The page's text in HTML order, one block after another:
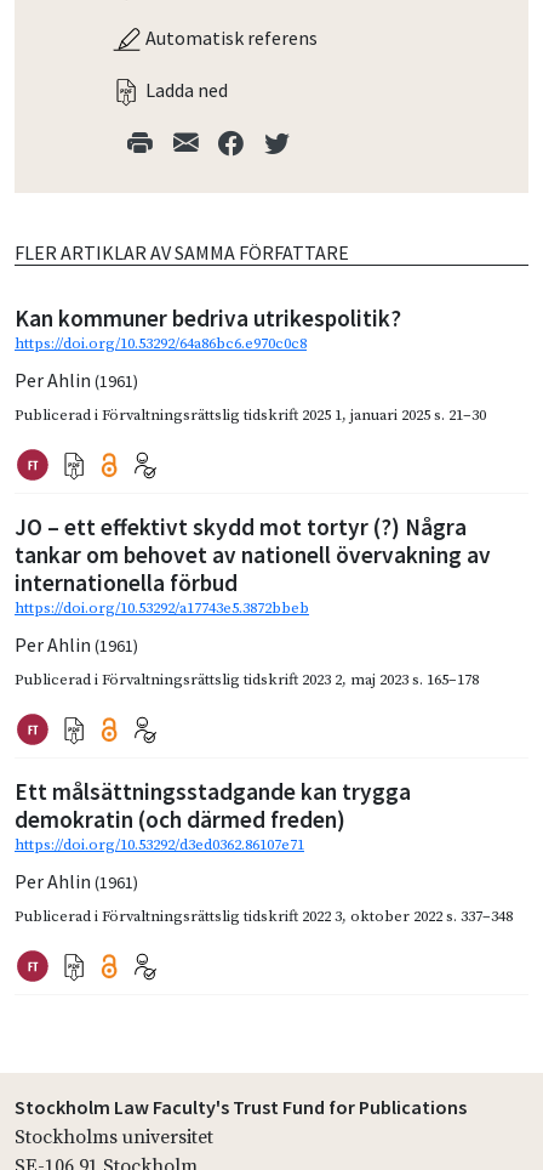
Automatisk referens
Ladda ned
FLER ARTIKLAR AV SAMMA FÖRFATTARE
Kan kommuner bedriva utrikespolitik?
https://doi.org/10.53292/64a86bc6.e970c0c8
Per Ahlin (1961)
Publicerad iFörvaltningsrättslig tidskrift 2025 1, januari 2025s. 21–30
JO – ett effektivt skydd mot tortyr (?) Några
tankar om behovet av nationell övervakning av
internationella förbud
https://doi.org/10.53292/a17743e5.3872bbeb
Per Ahlin (1961)
Publicerad iFörvaltningsrättslig tidskrift 2023 2, maj 2023s. 165–178
Ett målsättningsstadgande kan trygga
demokratin (och därmed freden)
https://doi.org/10.53292/d3ed0362.86107e71
Per Ahlin (1961)
Publicerad iFörvaltningsrättslig tidskrift 2022 3, oktober 2022s. 337–348
Stockholm Law Faculty's Trust Fund for Publications
Stockholms universitet